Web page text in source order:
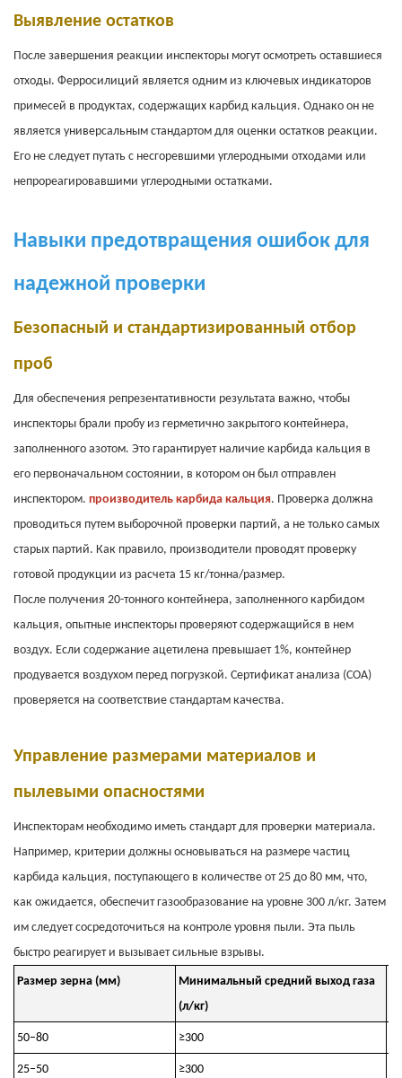
Выявление остатков
После завершения реакции инспекторы могут осмотреть оставшиеся
отходы. Ферросилиций является одним из ключевых индикаторов
примесей в продуктах, содержащих карбид кальция. Однако он не
является универсальным стандартом для оценки остатков реакции.
Его не следует путать с несгоревшими углеродными отходами или
непрореагировавшими углеродными остатками.
Навыки предотвращения ошибок для
надежной проверки
Безопасный и стандартизированный отбор
проб
Для обеспечения репрезентативности результата важно, чтобы
инспекторы брали пробу из герметично закрытого контейнера,
заполненного азотом. Это гарантирует наличие карбида кальция в
его первоначальном состоянии, в котором он был отправлен
инспектором. производитель карбида кальция. Проверка должна
проводиться путем выборочной проверки партий, а не только самых
старых партий. Как правило, производители проводят проверку
готовой продукции из расчета 15 кг/тонна/размер.
После получения 20-тонного контейнера, заполненного карбидом
кальция, опытные инспекторы проверяют содержащийся в нем
воздух. Если содержание ацетилена превышает 1%, контейнер
продувается воздухом перед погрузкой. Сертификат анализа (COA)
проверяется на соответствие стандартам качества.
Управление размерами материалов и
пылевыми опасностями
Инспекторам необходимо иметь стандарт для проверки материала.
Например, критерии должны основываться на размере частиц
карбида кальция, поступающего в количестве от 25 до 80 мм, что,
как ожидается, обеспечит газообразование на уровне 300 л/кг. Затем
им следует сосредоточиться на контроле уровня пыли. Эта пыль
быстро реагирует и вызывает сильные взрывы.
Размер зерна (мм)
Минимальный средний выход газа
(л/кг)
50–80 ≥300
25–50 ≥300